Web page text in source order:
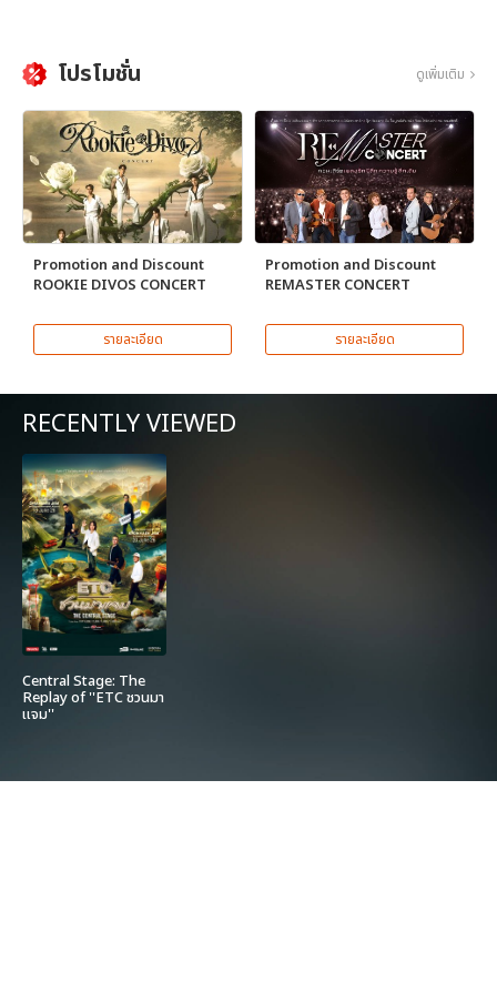
โปรโมชั่น ดูเพิ่มเติม
Promotion and Discount
ROOKIE DIVOS CONCERT
รายละเอียด
Promotion and Discount
REMASTER CONCERT
รายละเอียด
RECENTLY VIEWED
Central Stage: The
Replay of ''ETC ชวนมา
แจม''